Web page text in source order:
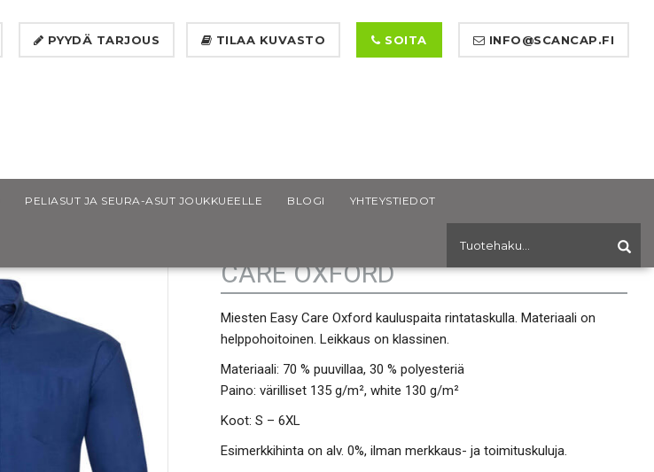
INFO@SCANCAP.FI
SOITA
PYYDÄ TARJOUS TILAA KUVASTO
PELIASUT JA SEURA-ASUT JOUKKUEELLE BLOGI YHTEYSTIEDOT
MIESTEN KAULUSPAITA EASY
CARE OXFORD
Miesten Easy Care Oxford kauluspaita rintataskulla. Materiaali on
helppohoitoinen. Leikkaus on klassinen.
Materiaali: 70 % puuvillaa, 30 % polyesteriä
Paino: värilliset 135 g/m², white 130 g/m²
Koot: S – 6XL
Esimerkkihinta on alv. 0%, ilman merkkaus- ja toimituskuluja.